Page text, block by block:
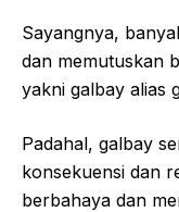
Sayangnya,
dan memutuskan
yakni galbay alias
Padahal, galbay
konsekuensi dan
berbahaya dan